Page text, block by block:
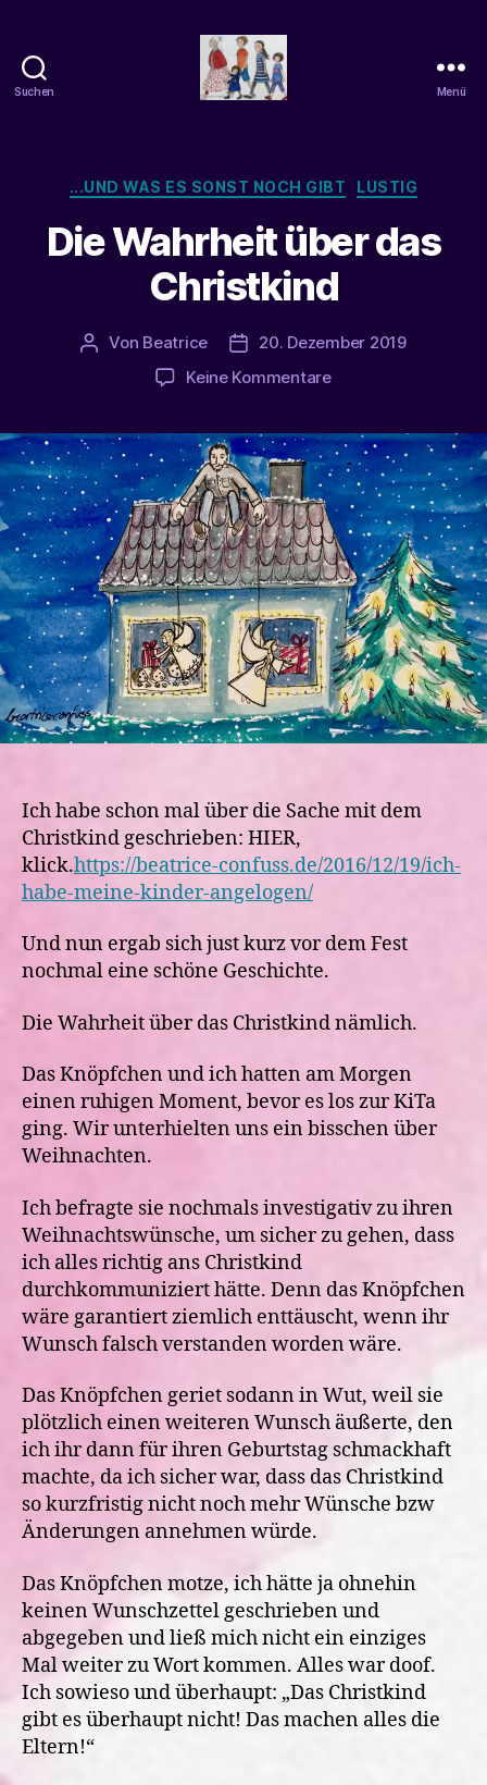
Suchen Menü
Kategorien
...UND WAS ES SONST NOCH GIBT LUSTIG
Die Wahrheit über das
Christkind
Beitragsautor
Von Beatrice Veröffentlichungsdatum
20. Dezember 2019
Keine Kommentarezu
über
das
Christkind
Ich habe schon mal über die Sache mit dem
Christkind geschrieben: HIER,
klick.https://beatrice-confuss.de/2016/12/19/ich-
habe-meine-kinder-angelogen/
Und nun ergab sich just kurz vor dem Fest
nochmal eine schöne Geschichte.
Die Wahrheit über das Christkind nämlich.
Das Knöpfchen und ich hatten am Morgen
einen ruhigen Moment, bevor es los zur KiTa
ging. Wir unterhielten uns ein bisschen über
Weihnachten.
Ich befragte sie nochmals investigativ zu ihren
Weihnachtswünsche, um sicher zu gehen, dass
ich alles richtig ans Christkind
durchkommuniziert hätte. Denn das Knöpfchen
wäre garantiert ziemlich enttäuscht, wenn ihr
Wunsch falsch verstanden worden wäre.
Das Knöpfchen geriet sodann in Wut, weil sie
plötzlich einen weiteren Wunsch äußerte, den
ich ihr dann für ihren Geburtstag schmackhaft
machte, da ich sicher war, dass das Christkind
so kurzfristig nicht noch mehr Wünsche bzw
Änderungen annehmen würde.
Das Knöpfchen motze, ich hätte ja ohnehin
keinen Wunschzettel geschrieben und
abgegeben und ließ mich nicht ein einziges
Mal weiter zu Wort kommen. Alles war doof.
Ich sowieso und überhaupt: „Das Christkind
gibt es überhaupt nicht! Das machen alles die
Eltern!“